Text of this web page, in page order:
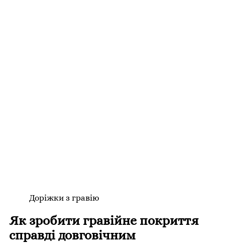
Доріжки з гравію
Як зробити гравійне покриття
справді довговічним